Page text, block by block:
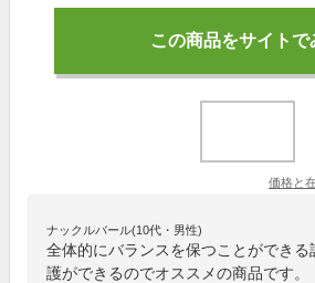
この商品をサイトで
価格と
ナックルバール(10代・男性)
全体的にバランスを保つことができる
護ができるのでオススメの商品です。